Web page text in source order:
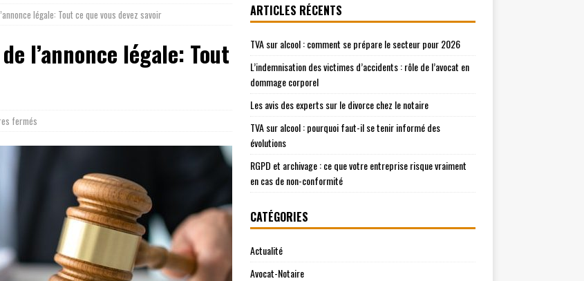
légale: Tout ce que vous devez savoir
l’annonce légale: Tout
fermés
ARTICLES RÉCENTS
TVA sur alcool : comment se prépare le secteur pour 2026
L’indemnisation des victimes d’accidents : rôle de l’avocat en
dommage corporel
Les avis des experts sur le divorce chez le notaire
TVA sur alcool : pourquoi faut-il se tenir informé des
évolutions
RGPD et archivage : ce que votre entreprise risque vraiment
en cas de non-conformité
CATÉGORIES
Actualité
Avocat-Notaire